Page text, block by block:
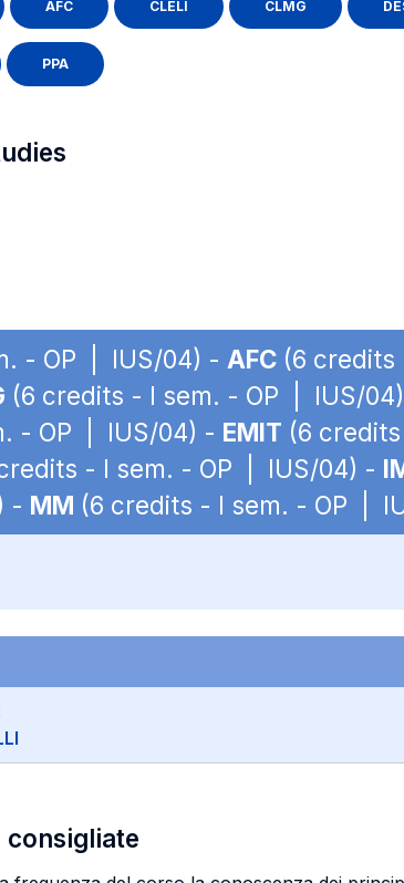
AFC CLELI CLMG
PPA
- OP | IUS/04) - AFC (6
(6 credits - I sem. - OP | IUS/
- OP | IUS/04) - EMIT (6
- I sem. - OP | IUS/04) -
- MM (6 credits - I sem. - OP |
consigliate